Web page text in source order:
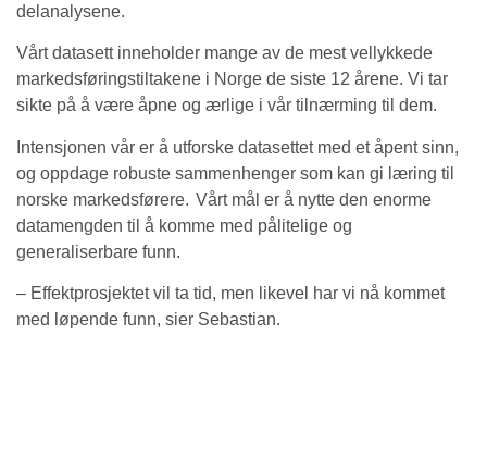
delanalysene.
Vårt datasett inneholder mange av de mest vellykkede
markedsføringstiltakene i Norge de siste 12 årene. Vi tar
sikte på å være åpne og ærlige i vår tilnærming til dem.
Intensjonen vår er å utforske datasettet med et åpent sinn,
og oppdage robuste sammenhenger som kan gi læring til
norske markedsførere. Vårt mål er å nytte den enorme
datamengden til å komme med pålitelige og
generaliserbare funn.
– Effektprosjektet vil ta tid, men likevel har vi nå kommet
med løpende funn, sier Sebastian.